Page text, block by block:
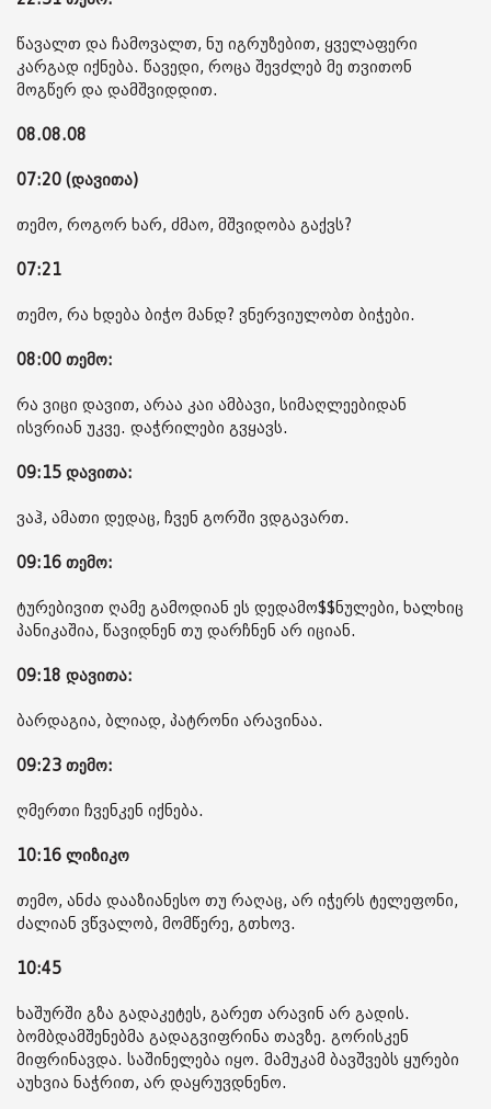
წავალთ და ჩამოვალთ, ნუ იგრუზებით, ყველაფერი
კარგად იქნება. წავედი, როცა შევძლებ მე თვითონ
მოგწერ და დამშვიდდით.
08.08.08
07:20 (დავითა)
თემო, როგორ ხარ, ძმაო, მშვიდობა გაქვს?
07:21
თემო, რა ხდება ბიჭო მანდ? ვნერვიულობთ ბიჭები.
08:00 თემო:
რა ვიცი დავით, არაა კაი ამბავი, სიმაღლეებიდან
ისვრიან უკვე. დაჭრილები გვყავს.
09:15 დავითა:
ვაჰ, ამათი დედაც, ჩვენ გორში ვდგავართ.
09:16 თემო:
ტურებივით ღამე გამოდიან ეს დედამო$$ნულები, ხალხიც
პანიკაშია, წავიდნენ თუ დარჩნენ არ იციან.
09:18 დავითა:
ბარდაგია, ბლიად, პატრონი არავინაა.
09:23 თემო:
ღმერთი ჩვენკენ იქნება.
10:16 ლიზიკო
თემო, ანძა დააზიანესო თუ რაღაც, არ იჭერს ტელეფონი,
ძალიან ვწვალობ, მომწერე, გთხოვ.
10:45
ხაშურში გზა გადაკეტეს, გარეთ არავინ არ გადის.
ბომბდამშენებმა გადაგვიფრინა თავზე. გორისკენ
მიფრინავდა. საშინელება იყო. მამუკამ ბავშვებს ყურები
აუხვია ნაჭრით, არ დაყრუვდნენო.